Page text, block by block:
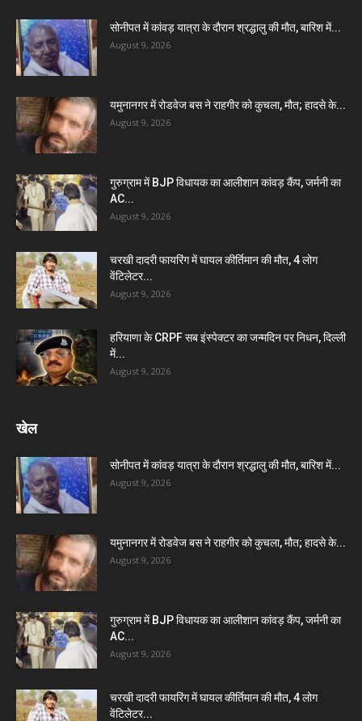
सोनीपत में कांवड़ यात्रा के दौरान श्रद्धालु की मौत, बारिश में...
August 9, 2026
यमुनानगर में रोडवेज बस ने राहगीर को कुचला, मौत; हादसे के...
August 9, 2026
गुरुग्राम में BJP विधायक का आलीशान कांवड़ कैंप, जर्मनी का
AC...
August 9, 2026
चरखी दादरी फायरिंग में घायल कीर्तिमान की मौत, 4 लोग
वेंटिलेटर...
August 9, 2026
हरियाणा के CRPF सब इंस्पेक्टर का जन्मदिन पर निधन, दिल्ली
में...
August 9, 2026
खेल
सोनीपत में कांवड़ यात्रा के दौरान श्रद्धालु की मौत, बारिश में...
August 9, 2026
यमुनानगर में रोडवेज बस ने राहगीर को कुचला, मौत; हादसे के...
August 9, 2026
गुरुग्राम में BJP विधायक का आलीशान कांवड़ कैंप, जर्मनी का
AC...
August 9, 2026
चरखी दादरी फायरिंग में घायल कीर्तिमान की मौत, 4 लोग
वेंटिलेटर...